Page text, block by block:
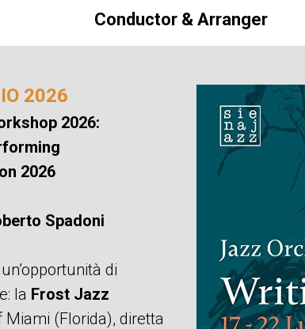
Conductor & Arranger
2026
2026:
2026
Spadoni
di
la Frost Jazz
(Florida), diretta